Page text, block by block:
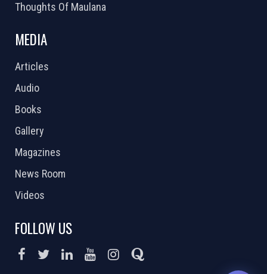
Thoughts Of Maulana
MEDIA
Articles
Audio
Books
Gallery
Magazines
News Room
Videos
FOLLOW US